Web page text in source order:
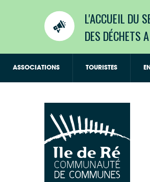
L'ACCUEIL DU
DES DÉCHETS
ASSOCIATIONS TOURISTES